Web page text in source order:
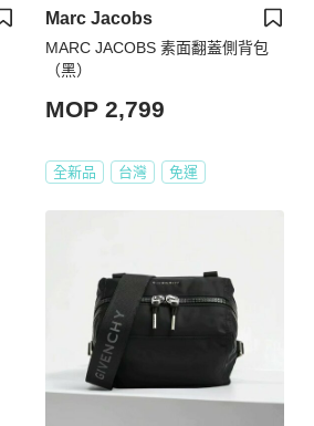
Marc Jacobs
MARC JACOBS 素面翻蓋側背包
（黑）
MOP 2,799
全新品 台灣 免運